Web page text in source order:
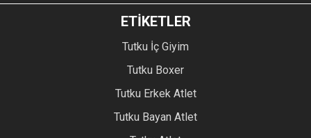
ETİKETLER
Tutku İç Giyim
Tutku Boxer
Tutku Erkek Atlet
Tutku Bayan Atlet